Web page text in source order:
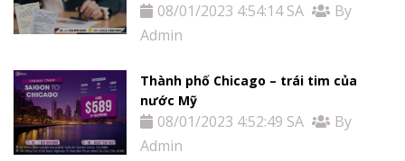
08/01/2023 4:54:14 SA
By
Admin
Thành phố Chicago – trái tim của
nước Mỹ
08/01/2023 4:52:49 SA
By
Admin